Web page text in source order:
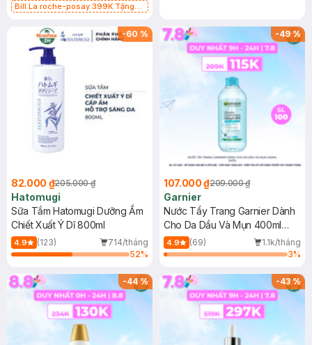
Bill La roche-posay 399K Tặng
(SL có hạn)
-60 %
82.000 ₫205.000 ₫
Hatomugi
Sữa Tắm Hatomugi Dưỡng Ẩm
Chiết Xuất Ý Dĩ 800ml
4.9 (123)
714/tháng
52%
-49%
107.000 ₫209.000 ₫
Garnier
Nước Tẩy Trang Garnier Dành
Cho Da Dầu Và Mụn 400ml
(Mới)
4.9 (69)
1.1k/tháng
3%
-44% -43%